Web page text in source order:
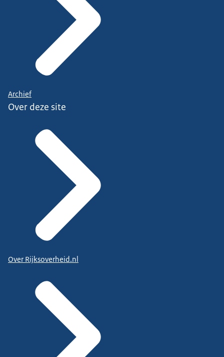
Archief
Over deze site
Over Rijksoverheid.nl